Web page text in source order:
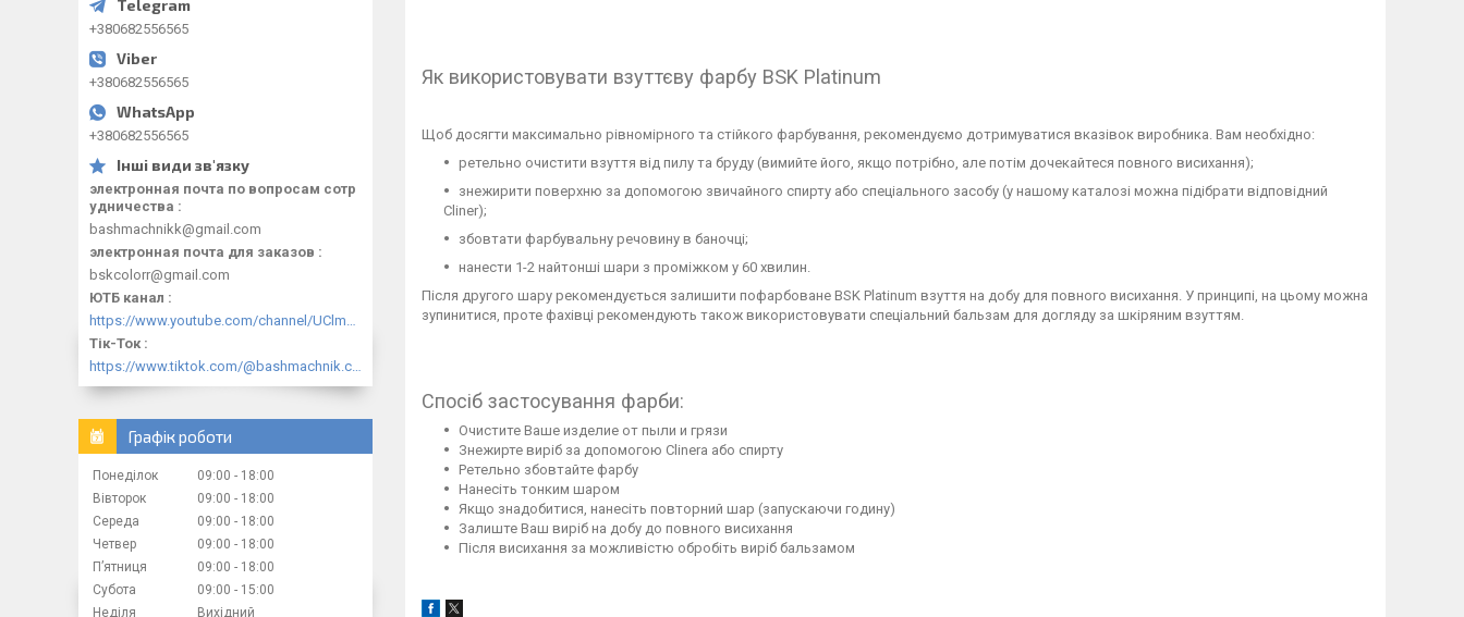
Як використовувати взуттєву фарбу BSK Platinum
Щоб досягти максимально рівномірного та стійкого фарбування, рекомендуємо дотримуватися вказівок виробника. Вам необхідно:
ретельно очистити взуття від пилу та бруду (вимийте його, якщо потрібно, але потім дочекайтеся повного висихання);
знежирити поверхню за допомогою звичайного спирту або спеціального засобу (у нашому каталозі можна підібрати відповідний
Cliner);
збовтати фарбувальну речовину в баночці;
нанести 1-2 найтонші шари з проміжком у 60 хвилин.
Після другого шару рекомендується залишити пофарбоване BSK Platinum взуття на добу для повного висихання. У принципі, на цьому можна
зупинитися, проте фахівці рекомендують також використовувати спеціальний бальзам для догляду за шкіряним взуттям.
Спосіб застосування фарби:
Очистите Ваше изделие от пыли и грязи
Знежирте виріб за допомогою Clinera або спирту
Ретельно збовтайте фарбу
Нанесіть тонким шаром
Якщо знадобитися, нанесіть повторний шар (запускаючи годину)
Залиште Ваш виріб на добу до повного висихання
Після висихання за можливістю обробіть виріб бальзамом
+380682556565
+380682556565
+380682556565
электронная почта по вопросам сотр
удничества
bashmachnikk@gmail.com
электронная почта для заказов
bskcolorr@gmail.com
ЮТБ канал
https://www.youtube.com/channel/UClmpExjfqH65_PkVWCmgPbQ
Тік-Ток
https://www.tiktok.com/@bashmachnik.com.ua
Графік роботи
Понеділок 09:00
18:00
Вівторок
09:00
18:00
Середа
09:00
18:00
Четвер
09:00
18:00
Пʼятниця
09:00
18:00
Субота
09:00
15:00
Неділя
Вихідний